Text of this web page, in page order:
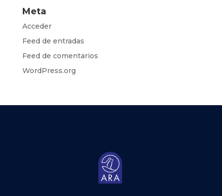
Meta
Acceder
Feed de entradas
Feed de comentarios
WordPress.org